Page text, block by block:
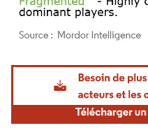
Image © Mordor Intelligence. La